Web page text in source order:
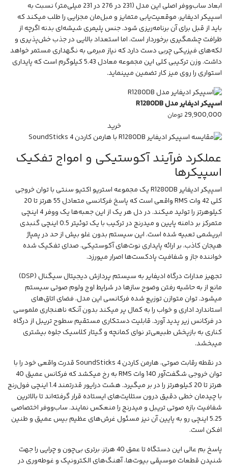
ابعاد ساب‌ووفر اصلی این مدل (231 در 276 در 231 میلی‌متر) نسبت به
اسپیکر ادیفایر، موقعیت‌یابی متمایز و مبل‌مان مجزایی را طلب میکند که
باید از قبل برای آن برنامه‌ریزی شود. جنس پلیمری شیشه‌ای بدنه اگرچه از
ظرافت چشمگیری برخوردار است، اما استعداد بالایی در جذب خش‌پذیری و
لکه‌های فیزیکی چربی دست دارد که نیاز مبرمی به نگهداری مستمر خواهد
داشت. وزن ترکیبی کلی این مجموعه معادل 5.43 کیلوگرم است که پایداری
استواری را روی میز کار تضمین میینماید.
اسپیکر ادیفایر مدل R1280DB
29,900,000 تومان
خرید
عملکرد فرآیند آکوستیکی و امواج تفکیک
اسپیکرها
اسپیکر ادیفایر R1280DB یک مجموعه استریو اکتیو سنتی با توان خروجی
کلی 42 وات RMS واقعی است که پاسخ فرکانسی متعادل 55 هرتز تا 20
کیلوهرتز را تولید میکند. در دل هر یک از این جعبه‌ها یک ووفر 4 اینچی
متمرکز بر دامنه پایین و میدرنج در ترکیب با یک توئیتر 0.5 اینچی گنبدی
ابریشمی تعبیه شده است. این سیستم بدون غلو بیش از حد در پمپاژ
هیجان کاذب، بر ارائه پایداری نوت‌های آکوستیکی، صدای تفکیک شده
خواننده جاز و شفافیت پادکست‌ها اصرار میورزد.
تجهیز مدارات درگاه ادیفایر به سیستم پردازش دیجیتال سیگنال (DSP)
مانع از به حاشیه رفتن وضوح سازها در شرایط اوج ولوم صوتی سیستم
میشود. توان متوازن توزیع شده فرکانسی این مدل، فضای اتاق‌های
استاندارد اداری و خواب را به کمال پر میکند بدون آنکه ناهنجاری ملموسی
در فرکانس زیر پدید آورد. قابلیت دستکاری مستقیم سطوح تریبل از درگاه
کناری به بازپخش طبیعی‌تر نوای کمانچه و گیتار کلاسیک جلوه بیشتری
میبخشد.
در نقطه رقابت صوتی، هارمن کاردن SoundSticks 4 قدرت واقعی خود را با
توان خروجی شگفت‌آور 140 وات RMS به رخ میکشد که فرکانس عمیق 40
هرتز تا 20 کیلوهرتز را در بر میگیرد. هشت درایور قدرتمند 1.4 اینچی فول‌رنج
با چیدمان خطی دقیق درون ستلایت‌های ایستاده قرار گرفته‌اند تا بالاترین
شفافیت بازه صوتی تریبل و میدرنج را منعکس نمایند. ساب‌ووفر اختصاصی
5.25 اینچی رو به پایین آن نیز مسئول غرش‌های عظیم بیس عمیق و طنین
افکن است.
پاسخ بم عالی این دستگاه تا عمق 40 هرتز، برتری بی‌چون و چرایی را جهت
شنیدن قطعاتموسیقیبیوت‌ها، آهنگ‌های الکترونیک و غوطه‌وری در